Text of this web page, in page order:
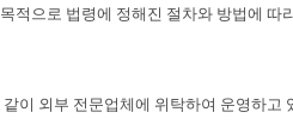
적으로 법령에 정해진 절차와 방법에 따
이 외부 전문업체에 위탁하여 운영하고